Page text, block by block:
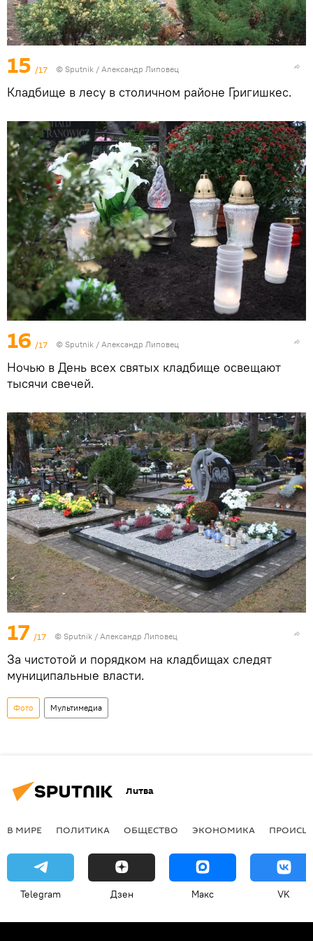
15 /17 © Sputnik / Александр Липовец
Кладбище в лесу в столичном районе Григишкес.
16 /17 © Sputnik / Александр Липовец
Ночью в День всех святых кладбище освещают
тысячи свечей.
17 /17 © Sputnik / Александр Липовец
За чистотой и порядком на кладбищах следят
муниципальные власти.
Фото Мультимедиа
Литва
В МИРЕ ПОЛИТИКА ОБЩЕСТВО ЭКОНОМИКА
Telegram Дзен Макс VK